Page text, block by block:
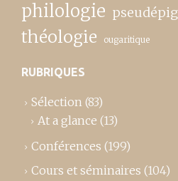
philologie
théologie ougaritique
RUBRIQUES
Sélection (83)
At a glance (13)
Conférences (199)
Cours et séminaires (104)